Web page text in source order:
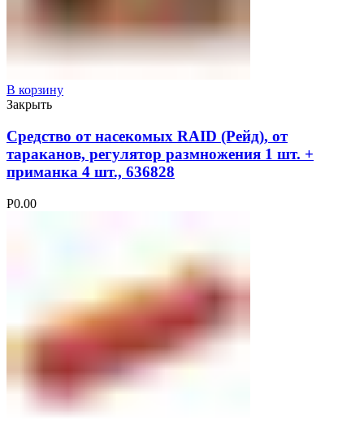
В корзину
Закрыть
Средство от насекомых RAID (Рейд), от
тараканов, регулятор размножения 1 шт. +
приманка 4 шт., 636828
Р0.00